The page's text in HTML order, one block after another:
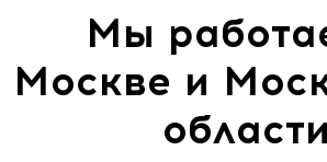
Мы
Москве и
области